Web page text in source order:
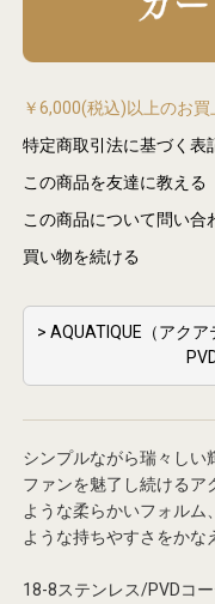
￥6,000(税込)以上のお
特定商取引法に基づく表
この商品を友達に教える
この商品について問い合
買い物を続ける
> AQUATIQUE（アク
シンプルながら瑞々しい
ファンを魅了し続けるア
ような柔らかいフォルム
ような持ちやすさをかな
18-8ステンレス/PVDコ